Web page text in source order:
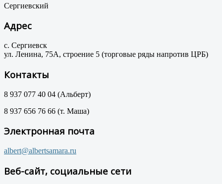
Сергиевский
Адрес
с. Сергиевск
ул. Ленина, 75А, строение 5 (торговые ряды напротив ЦРБ)
Контакты
8 937 077 40 04 (Альберт)
8 937 656 76 66 (т. Маша)
Электронная почта
albert@albertsamara.ru
Веб-сайт, социальные сети